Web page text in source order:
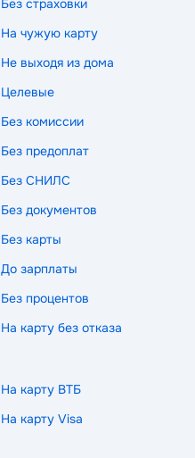
На чужую карту
Не выходя из дома
Целевые
Без комиссии
Без предоплат
Без СНИЛС
Без документов
Без карты
До зарплаты
Без процентов
На карту без отказа
На карту ВТБ
На карту Visa